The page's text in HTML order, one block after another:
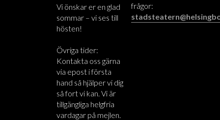
Vi önskar er en glad
sommar – vi ses till
hösten!
Övriga tider:
Kontakta oss gärna
via epost i första
hand så hjälper vi dig
så fort vi kan. Vi är
tillgängliga helgfria
vardagar på mejlen.
frågor: